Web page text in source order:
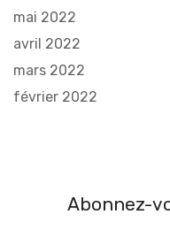
mai 2022
avril 2022
mars 2022
février 2022
Abonnez-